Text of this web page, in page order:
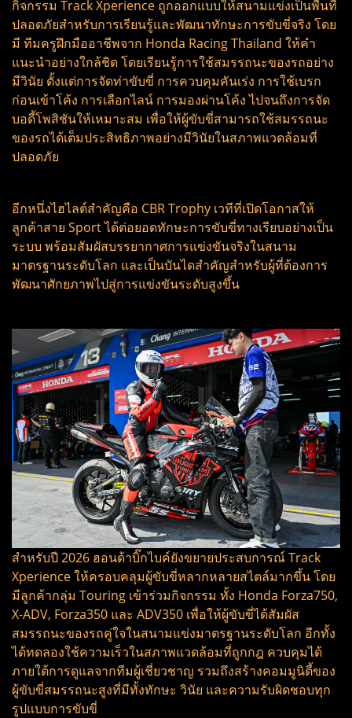
กิจกรรม Track Xperience ถูกออกแบบให้สนามแข่งเป็นพื้นที่
ปลอดภัยสำหรับการเรียนรู้และพัฒนาทักษะการขับขี่จริง โดย
มี ทีมครูฝึกมืออาชีพจาก Honda Racing Thailand ให้คำ
แนะนำอย่างใกล้ชิด โดยเรียนรู้การใช้สมรรถนะของรถอย่าง
มีวินัย ตั้งแต่การจัดท่าขับขี่ การควบคุมคันเร่ง การใช้เบรก
ก่อนเข้าโค้ง การเลือกไลน์ การมองผ่านโค้ง ไปจนถึงการจัด
บอดี้โพสิชันให้เหมาะสม เพื่อให้ผู้ขับขี่สามารถใช้สมรรถนะ
ของรถได้เต็มประสิทธิภาพอย่างมีวินัยในสภาพแวดล้อมที่
ปลอดภัย
อีกหนึ่งไฮไลต์สำคัญคือ CBR Trophy เวทีที่เปิดโอกาสให้
ลูกค้าสาย Sport ได้ต่อยอดทักษะการขับขี่ทางเรียบอย่างเป็น
ระบบ พร้อมสัมผัสบรรยากาศการแข่งขันจริงในสนาม
มาตรฐานระดับโลก และเป็นบันไดสำคัญสำหรับผู้ที่ต้องการ
พัฒนาศักยภาพไปสู่การแข่งขันระดับสูงขึ้น
สำหรับปี 2026 ฮอนด้าบิ๊กไบค์ยังขยายประสบการณ์ Track
Xperience ให้ครอบคลุมผู้ขับขี่หลากหลายสไตล์มากขึ้น โดย
มีลูกค้ากลุ่ม Touring เข้าร่วมกิจกรรม ทั้ง Honda Forza750,
X-ADV, Forza350 และ ADV350 เพื่อให้ผู้ขับขี่ได้สัมผัส
สมรรถนะของรถคู่ใจในสนามแข่งมาตรฐานระดับโลก อีกทั้ง
ได้ทดลองใช้ความเร็วในสภาพแวดล้อมที่ถูกกฎ ควบคุมได้
ภายใต้การดูแลจากทีมผู้เชี่ยวชาญ รวมถึงสร้างคอมมูนิตี้ของ
ผู้ขับขี่สมรรถนะสูงที่มีทั้งทักษะ วินัย และความรับผิดชอบทุก
รูปแบบการขับขี่